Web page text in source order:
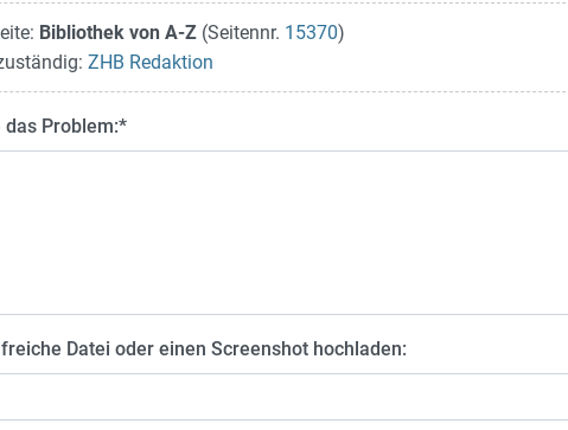
Bibliothek von A-Z (Seitennr. 15370)
ZHB Redaktion
Problem:*
Datei oder einen Screenshot hochladen: